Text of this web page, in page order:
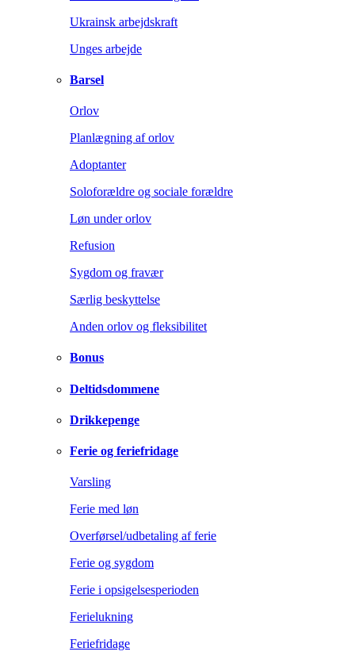
Ukrainsk arbejdskraft
Unges arbejde
Barsel
Orlov
Planlægning af orlov
Adoptanter
Soloforældre og sociale forældre
Løn under orlov
Refusion
Sygdom og fravær
Særlig beskyttelse
Anden orlov og fleksibilitet
Bonus
Deltidsdommene
Drikkepenge
Ferie og feriefridage
Varsling
Ferie med løn
Overførsel/udbetaling af ferie
Ferie og sygdom
Ferie i opsigelsesperioden
Ferielukning
Feriefridage